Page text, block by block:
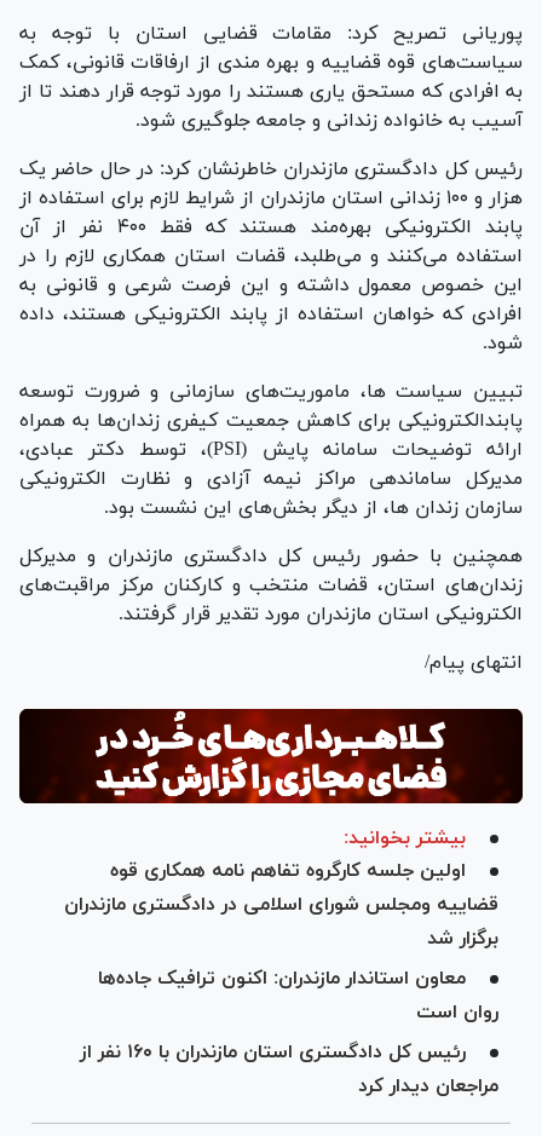
پوریانی تصریح کرد: مقامات قضایی استان با توجه به
سیاست‌های قوه قضاییه و بهره مندی از ارفاقات قانونی، کمک
به افرادی که مستحق یاری هستند را مورد توجه قرار دهند تا از
آسیب به خانواده زندانی و جامعه جلوگیری شود.
رئیس کل دادگستری مازندران خاطرنشان کرد: در حال حاضر یک
هزار و ۱۰۰ زندانی استان مازندران از شرایط لازم برای استفاده از
پابند الکترونیکی بهره‌مند هستند که فقط ۴۰۰ نفر از آن
استفاده می‌کنند و می‌طلبد، قضات استان همکاری لازم را در
این خصوص معمول داشته و این فرصت شرعی و قانونی به
افرادی که خواهان استفاده از پابند الکترونیکی هستند، داده
شود.
تبیین سیاست ها، ماموریت‌های سازمانی و ضرورت توسعه
پابندالکترونیکی برای کاهش جمعیت کیفری زندان‌ها به همراه
ارائه توضیحات سامانه پایش (PSI)، توسط دکتر عبادی،
مدیرکل ساماندهی مراکز نیمه آزادی و نظارت الکترونیکی
سازمان زندان ها، از دیگر بخش‌های این نشست بود.
همچنین با حضور رئیس کل دادگستری مازندران و مدیرکل
زندان‌های استان، قضات منتخب و کارکنان مرکز مراقبت‌های
الکترونیکی استان مازندران مورد تقدیر قرار گرفتند.
انتهای پیام/
بیشتر بخوانید:
اولين جلسه كارگروه تفاهم نامه همكاری قوه
قضایيه ومجلس شورای اسلامی در دادگستری مازندران
برگزار شد
معاون استاندار مازندران: اکنون ترافیک جاده‌ها
روان است
رئیس کل دادگستری استان مازندران با ۱۶۰ نفر از
مراجعان دیدار کرد